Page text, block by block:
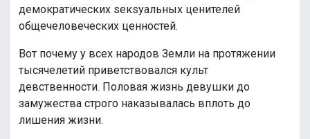
демократических sекsуальных ценителей
общечеловеческих ценностей.
Вот почему у всех народов Земли на протяжении
тысячелетий приветствовался культ
девственности. Половая жизнь девушки до
замужества строго наказывалась вплоть до
лишения жизни.